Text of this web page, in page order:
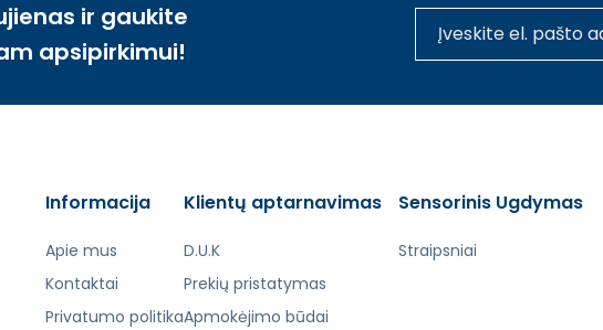
ir gaukite
apsipirkimui!
Informacija
Apie mus
Kontaktai
Privatumo politika
Klientų aptarnavimas
D.U.K
Prekių pristatymas
Apmokėjimo būdai
Sensorinis Ugdymas
Straipsniai